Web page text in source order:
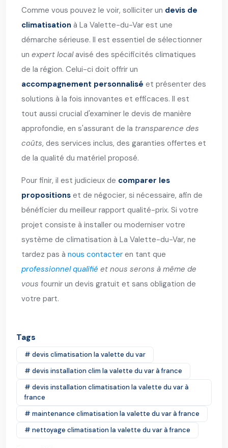
Comme vous pouvez le voir, solliciter un devis de
climatisation à La Valette-du-Var est une
démarche sérieuse. Il est essentiel de sélectionner
un expert localavisé des spécificités climatiques
de la région. Celui-ci doit offrir un
accompagnement personnalisé et présenter des
solutions à la fois innovantes et efficaces. Il est
tout aussi crucial d'examiner le devis de manière
approfondie, en s'assurant de la transparence des
coûts, des services inclus, des garanties offertes et
de la qualité du matériel proposé.
Pour finir, il est judicieux de comparer les
propositions et de négocier, si nécessaire, afin de
bénéficier du meilleur rapport qualité-prix. Si votre
projet consiste à installer ou moderniser votre
système de climatisation à La Valette-du-Var, ne
tardez pas à nous contacter en tant que
professionnel qualifié et nous serons à même de
vous fournir un devis gratuit et sans obligation de
votre part.
Tags
# devis climatisation la valette du var
# devis installation clim la valette du var à france
# devis installation climatisation la valette du var à
france
# maintenance climatisation la valette du var à france
# nettoyage climatisation la valette du var à france